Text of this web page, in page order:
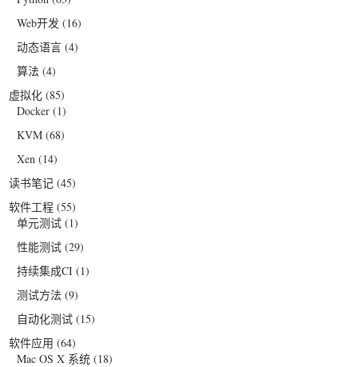
Web开发 (16)
动态语言 (4)
算法 (4)
虚拟化 (85)
Docker (1)
KVM (68)
Xen (14)
读书笔记 (45)
软件工程 (55)
单元测试 (1)
性能测试 (29)
持续集成CI (1)
测试方法 (9)
自动化测试 (15)
软件应用 (64)
Mac OS X 系统 (18)